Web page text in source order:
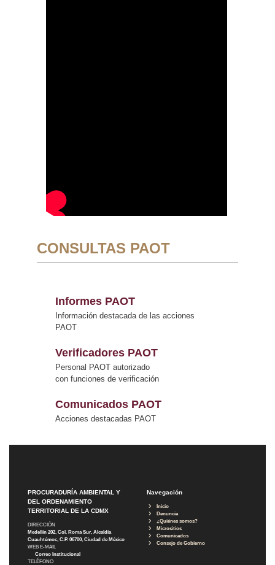
CONSULTAS PAOT
Informes PAOT
Información destacada de las acciones
PAOT
Verificadores PAOT
Personal PAOT autorizado
con funciones de verificación
Comunicados PAOT
Acciones destacadas PAOT
PROCURADURÍA AMBIENTAL Y
DEL ORDENAMIENTO
TERRITORIAL DE LA CDMX
DIRECCIÓN
Medellín 202, Col. Roma Sur, Alcaldía
Cuauhtémoc, C.P. 06700, Ciudad de México
WEB E-MAIL
Correo Institucional
TELÉFONO
Navegación
Inicio
Denuncia
¿Quiénes somos?
Micrositios
Comunicados
Consejo de Gobierno